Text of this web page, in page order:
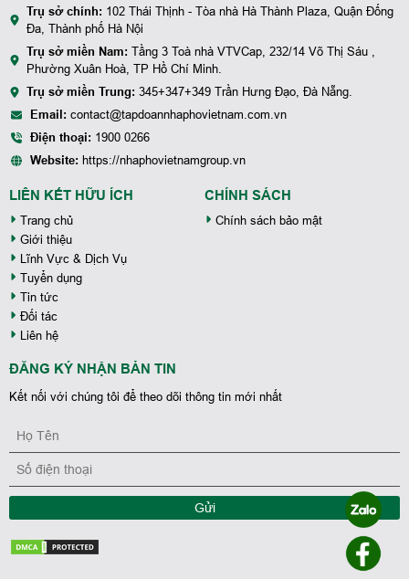
Trụ sở chính: 102 Thái Thịnh - Tòa nhà Hà Thành Plaza, Quận Đống
Đa, Thành phố Hà Nội
Trụ sở miền Nam: Tầng 3 Toà nhà VTVCap, 232/14 Võ Thị Sáu ,
Phường Xuân Hoà, TP Hồ Chí Minh.
Trụ sở miền Trung: 345+347+349 Trần Hưng Đạo, Đà Nẵng.
Email: contact@tapdoannhaphovietnam.com.vn
Điện thoại: 1900 0266
Website: https://nhaphovietnamgroup.vn
LIÊN KẾT HỮU ÍCH
Trang chủ
Giới thiệu
Lĩnh Vực & Dịch Vụ
Tuyển dụng
Tin tức
Đối tác
Liên hệ
CHÍNH SÁCH
Chính sách bảo mật
ĐĂNG KÝ NHẬN BẢN TIN
Kết nối với chúng tôi để theo dõi thông tin mới nhất
Gửi